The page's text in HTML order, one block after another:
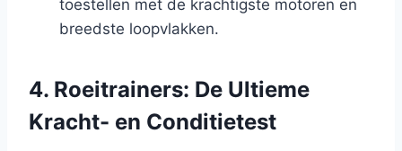
toestellen met de krachtigste motoren en
breedste loopvlakken.
4. Roeitrainers: De Ultieme
Kracht- en Conditietest